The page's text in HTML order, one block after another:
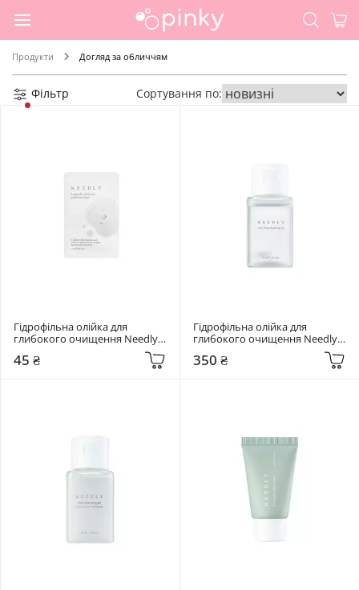
Продукти Догляд за обличчям
Фільтр Сортування по:
Гідрофільна олійка для
глибокого очищення Needly 3
45 ₴
Гідрофільна олійка для
глибокого очищення Needly
30 мл Mild Deep Cleansing Oil
350 ₴